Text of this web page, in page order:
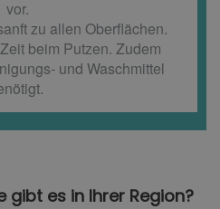
vor.
zu allen Oberflächen.
beim Putzen. Zudem
und Waschmittel
gibt es in Ihrer Region?